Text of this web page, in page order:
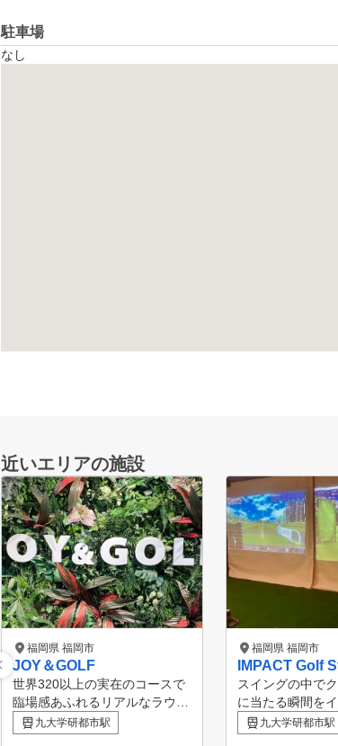
駐車場
なし
近いエリアの施設
福岡県 福岡市
JOY＆GOLF
世界320以上の実在のコースで
臨場感あふれるリアルなラウン
ド体験や、練習が出来ます。
天候に左右されませんので、一
九大学研都市駅
福岡県 福岡市
IMPACT Golf
スイングの中で
に当たる瞬間を
います。 インパ
スイングの中でも
九大学研都市駅